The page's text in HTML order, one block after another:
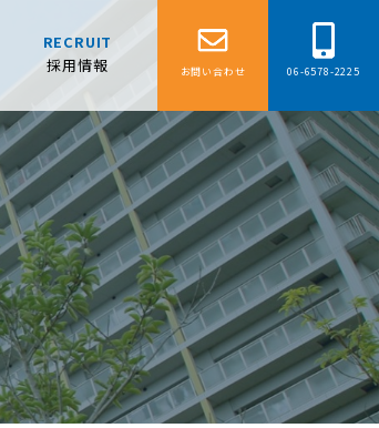
06-6578-2225
お問い合わせ
RECRUIT
採用情報